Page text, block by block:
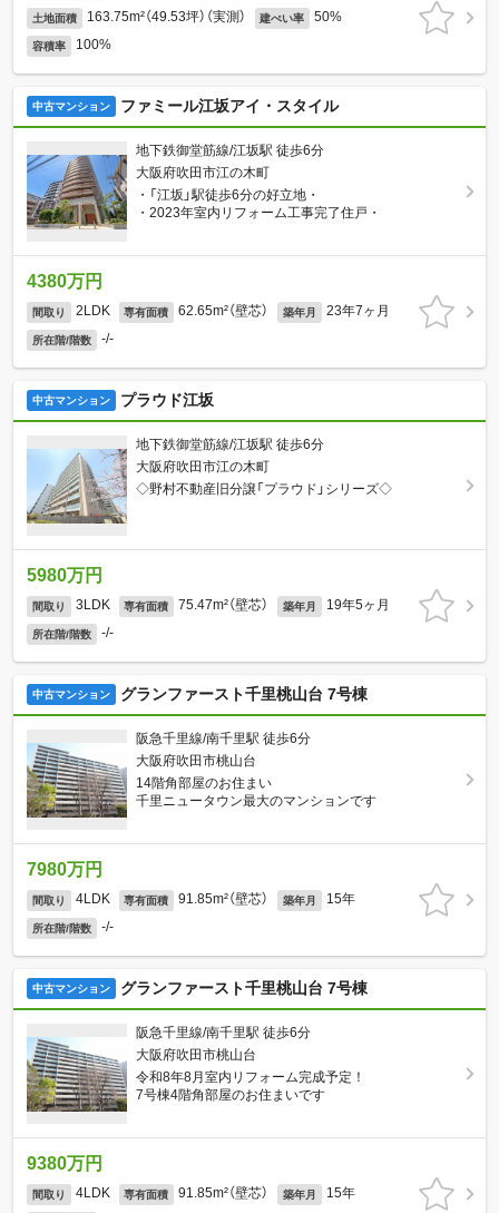
土地面積 163.75m²（49.53坪）（実測） 建ぺい率 50%
容積率 100%
中古マンション ファミール江坂アイ・スタイル
地下鉄御堂筋線/江坂駅 徒歩6分
大阪府吹田市江の木町
・「江坂」駅徒歩6分の好立地・
・2023年室内リフォーム工事完了住戸・
4380万円
間取り 2LDK 専有面積 62.65m²（壁芯） 築年月 23年7ヶ月
所在階/階数 -/-
中古マンション プラウド江坂
地下鉄御堂筋線/江坂駅 徒歩6分
大阪府吹田市江の木町
◇野村不動産旧分譲「プラウド」シリーズ◇
5980万円
間取り 3LDK 専有面積 75.47m²（壁芯） 築年月 19年5ヶ月
所在階/階数 -/-
中古マンション グランファースト千里桃山台 7号棟
阪急千里線/南千里駅 徒歩6分
大阪府吹田市桃山台
14階角部屋のお住まい
千里ニュータウン最大のマンションです
7980万円
間取り 4LDK 専有面積 91.85m²（壁芯） 築年月 15年
所在階/階数 -/-
中古マンション グランファースト千里桃山台 7号棟
阪急千里線/南千里駅 徒歩6分
大阪府吹田市桃山台
令和8年8月室内リフォーム完成予定！
7号棟4階角部屋のお住まいです
9380万円
間取り 4LDK 専有面積 91.85m²（壁芯） 築年月 15年